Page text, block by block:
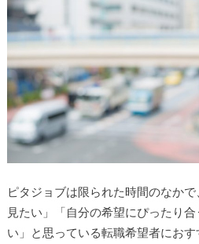
ピタジョブは限られた時間のなか
見たい」「自分の希望にぴったり
い」と思っている転職希望者にお